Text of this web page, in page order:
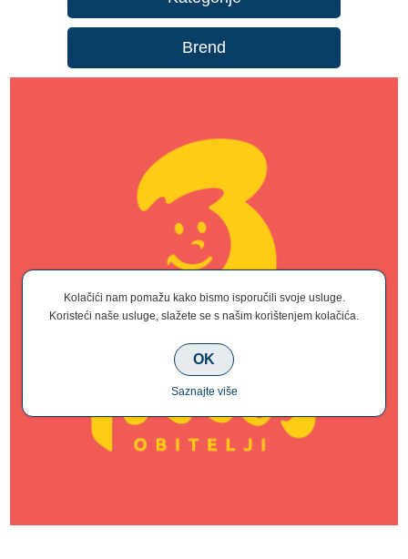
Brend
Kolačići nam pomažu kako bismo isporučili svoje usluge.
Koristeći naše usluge, slažete se s našim korištenjem kolačića.
OK
Saznajte više